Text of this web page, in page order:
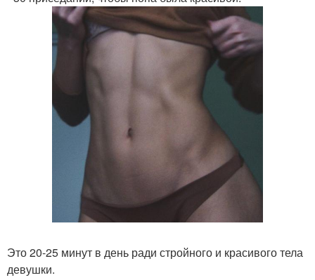
Это 20-25 минут в день ради стройного и красивого тела
девушки.